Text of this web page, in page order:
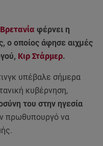
φέρνει η
ο οποίος άφησε αιχμές
Κιρ Στάρμερ.
υπέβαλε σήμερα
κυβέρνηση,
του στην ηγεσία
πρωθυπουργό να